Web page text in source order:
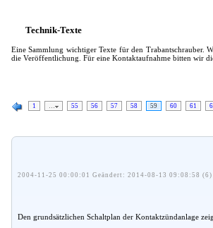
Technik-Texte
Eine Sammlung wichtiger Texte für den Trabantschrauber.
die Veröffentlichung. Für eine Kontaktaufnahme bitten wir
1 … 55 56 57 58 59 60 61
2004-11-25 00:00:01 Geändert: 2014-08-13 09:08:58 (6)
Den grundsätzlichen Schaltplan der Kontaktzündanlage